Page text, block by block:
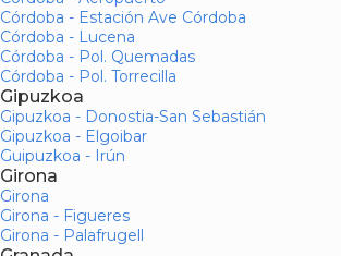
Córdoba - Estación Ave Córdoba
Córdoba - Lucena
Córdoba - Pol. Quemadas
Córdoba - Pol. Torrecilla
Gipuzkoa
Gipuzkoa - Donostia-San Sebastián
Gipuzkoa - Elgoibar
Guipuzkoa - Irún
Girona
Girona
Girona - Figueres
Girona - Palafrugell